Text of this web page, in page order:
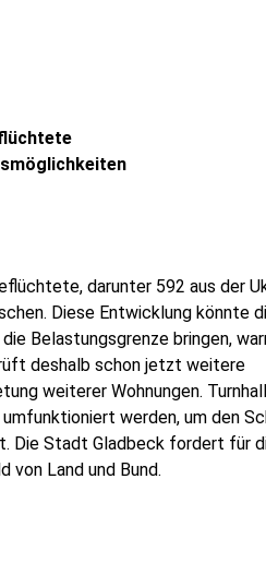
darunter 592 aus der
Diese Entwicklung könnte
Belastungsgrenze bringen,
deshalb schon jetzt weitere
weiterer Wohnungen.
werden, um den
Die Stadt Gladbeck fordert für
von Land und Bund.